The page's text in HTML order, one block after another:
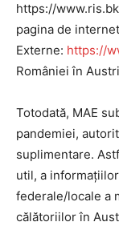
https://
pagina de
Externe: https://
României în
Totodată, MAE
pandemiei,
suplimentare.
util, a
federale/locale a
călătoriilor în